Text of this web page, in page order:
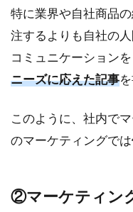
ー
ケ
テ
ィ
グ
材
体を
特に業界や自社商品
注するよりも自社の
コミュニケーション
ニーズに応えた記事
このように、社内で
のマーケティングでは
②マーケティン